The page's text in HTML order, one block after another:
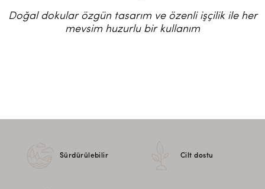
Doğal dokular özgün tasarım ve özenli işçilik ile her
mevsim huzurlu bir kullanım
Sürdürülebilir Cilt dostu